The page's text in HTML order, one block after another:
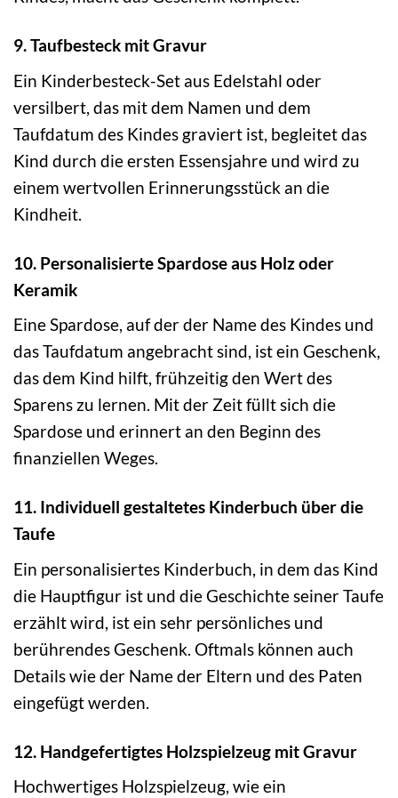
9. Taufbesteck mit Gravur
Ein Kinderbesteck-Set aus Edelstahl oder
versilbert, das mit dem Namen und dem
Taufdatum des Kindes graviert ist, begleitet das
Kind durch die ersten Essensjahre und wird zu
einem wertvollen Erinnerungsstück an die
Kindheit.
10. Personalisierte Spardose aus Holz oder
Keramik
Eine Spardose, auf der der Name des Kindes und
das Taufdatum angebracht sind, ist ein Geschenk,
das dem Kind hilft, frühzeitig den Wert des
Sparens zu lernen. Mit der Zeit füllt sich die
Spardose und erinnert an den Beginn des
finanziellen Weges.
11. Individuell gestaltetes Kinderbuch über die
Taufe
Ein personalisiertes Kinderbuch, in dem das Kind
die Hauptfigur ist und die Geschichte seiner Taufe
erzählt wird, ist ein sehr persönliches und
berührendes Geschenk. Oftmals können auch
Details wie der Name der Eltern und des Paten
eingefügt werden.
12. Handgefertigtes Holzspielzeug mit Gravur
Hochwertiges Holzspielzeug, wie ein